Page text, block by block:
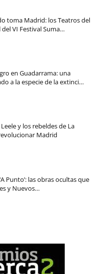
toma Madrid: los Teatros del
VI Festival Suma…
en Guadarrama: una
a la especie de la extinci…
y los rebeldes de La
Madrid
Punto’: las obras ocultas que
y Nuevos…